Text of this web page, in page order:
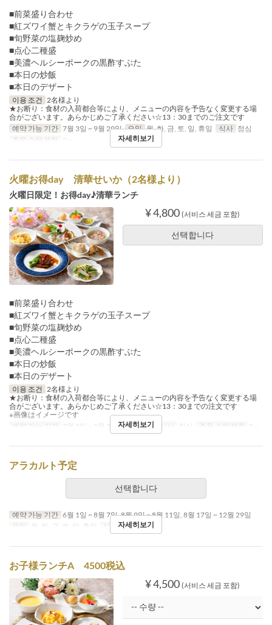
■前菜盛り合わせ
■紅ズワイ蟹とキクラゲの玉子スープ
■旬野菜の塩麹炒め
■点心二種盛
■美濃ヘルシーポークの黒酢すぶた
■本日の炒飯
■本日のデザート
이용 조건
2名様より
★お断り：食材の入荷都合等により、メニューの内容を予告なく変更する場
合がございます。あらかじめご了承ください☆13：30までのご注文です
예약 가능 기간 7월 3일 ~ 9월 29일 요일 월, 화, 금, 토, 일, 휴일 식사 점심
주문 수량 제한
2 ~ 자세히보기
火曜お得day 清華せいか（2名様より）
火曜日限定！お得day♪清華ランチ
¥ 4,800 (서비스 세금 포함)
선택합니다
■前菜盛り合わせ
■紅ズワイ蟹とキクラゲの玉子スープ
■旬野菜の塩麹炒め
■点心二種盛
■美濃ヘルシーポークの黒酢すぶた
■本日の炒飯
■本日のデザート
이용 조건 2名様より
★お断り：食材の入荷都合等により、メニューの内容を予告なく変更する場
合がございます。あらかじめご了承ください☆13：30までの注文です
※画像はイメージです
예약 가능 기간
7월 3일 ~ 9월 30일 요일 화 식사 점심 주문 수량 제한 2 ~
자세히보기
アラカルト予定
선택합니다
예약 가능 기간 6월 1일 ~ 8월 7일, 8월 9일 ~ 8월 11일, 8월 17일 ~ 12월 29일
요일
월, 화, 금, 토, 일, 휴일 식사 점심, 저녁
자세히보기
お子様ランチA 4500税込
¥ 4,500 (서비스 세금 포함)